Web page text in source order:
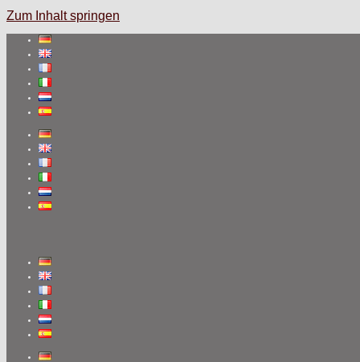
Zum Inhalt springen